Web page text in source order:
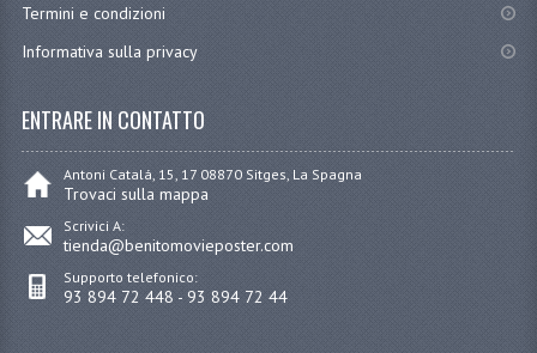
Termini e condizioni
Informativa sulla privacy
ENTRARE IN CONTATTO
Antoni Catalá, 15, 17 08870 Sitges, La Spagna
Trovaci sulla mappa
Scrivici A:
tienda@benitomovieposter.com
Supporto telefonico:
93 894 72 448 - 93 894 72 44